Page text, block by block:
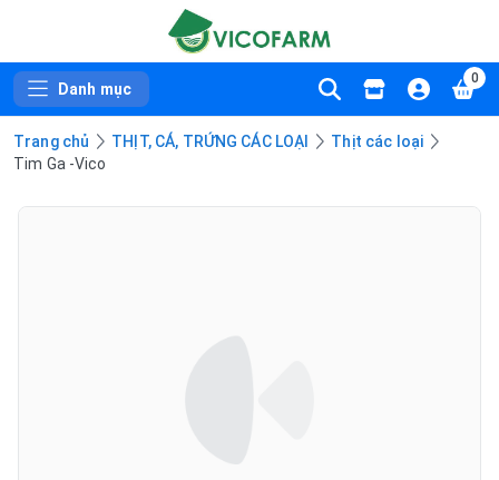
Danh mục
0
Trang chủ THỊT, CÁ, TRỨNG CÁC LOẠI
Thịt các loại
Tim Ga -Vico